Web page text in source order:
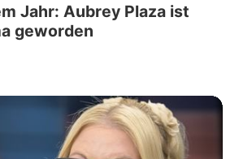
Jahr: Aubrey Plaza ist
geworden